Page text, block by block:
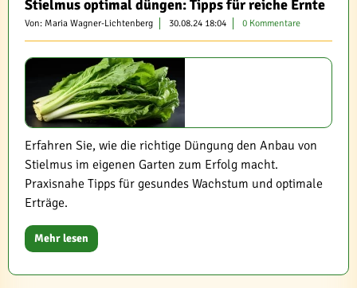
Stielmus optimal düngen: Tipps für reiche Ernte
Von: Maria Wagner-Lichtenberg 30.08.24 18:04 0 Kommentare
Erfahren Sie, wie die richtige Düngung den Anbau von
Stielmus im eigenen Garten zum Erfolg macht.
Praxisnahe Tipps für gesundes Wachstum und optimale
Erträge.
Mehr lesen